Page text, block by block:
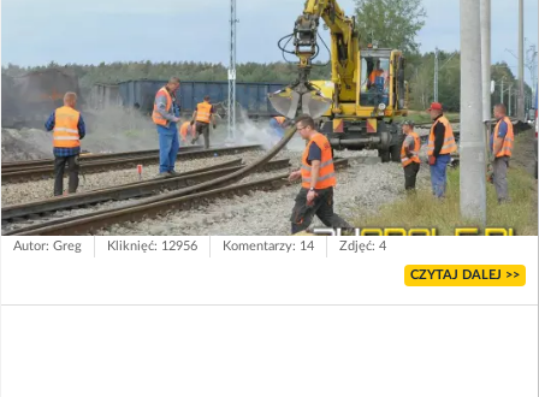
Autor: Greg Kliknięć: 12956 Komentarzy: 14 Zdjęć: 4
CZYTAJ DALEJ >>